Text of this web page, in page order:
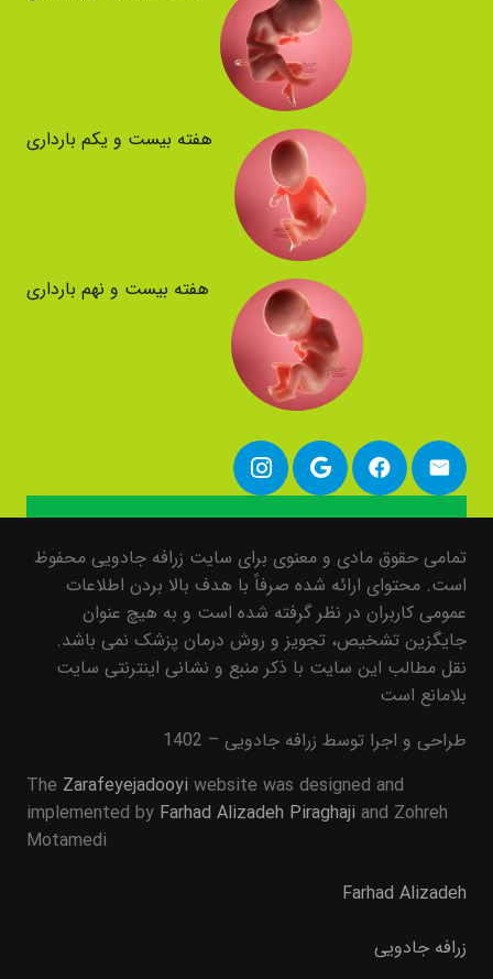
هفته بیست و یکم بارداری
هفته بیست و نهم بارداری
تمامی حقوق مادی و معنوی برای سایت زرافه جادویی محفوظ
است. محتوای ارائه شده صرفاً با هدف بالا بردن اطلاعات
عمومی کاربران در نظر گرفته شده است و به هیچ عنوان
جایگزین تشخیص، تجویز و روش درمان پزشک نمی باشد.
نقل مطالب این سایت با ذکر منبع و نشانی اینترنتی سایت
بلامانع است
طراحی و اجرا توسط زرافه جادویی – 1402
The Zarafeyejadooyi website was designed and
implemented by Farhad Alizadeh Piraghaji and Zohreh
Motamedi
Farhad Alizadeh
زرافه جادویی